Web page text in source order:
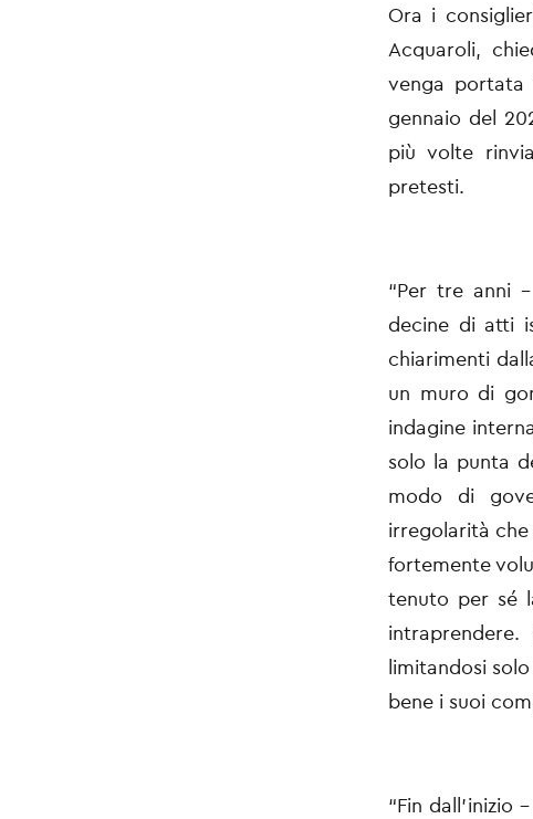
Ora i
Acquaroli,
venga
gennaio del
più volte
pretesti.
“Per tre anni
decine di atti
chiarimenti
un muro di
indagine
solo la punta
modo di
irregolarità
fortemente
tenuto per sé
limitandosi
bene i suoi
“Fin